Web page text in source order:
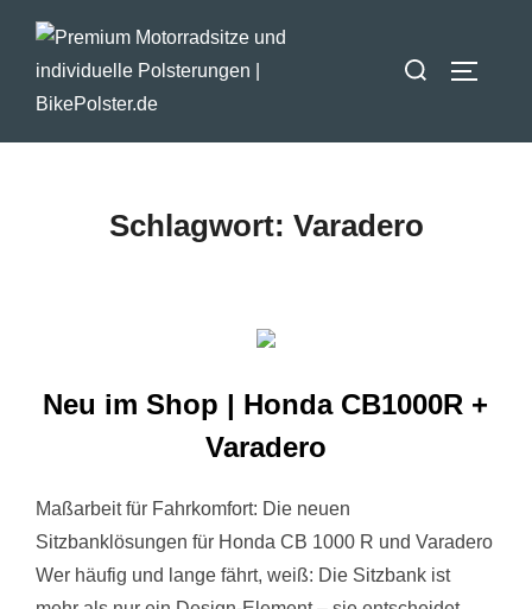
springen
Suchen
Schlagwort: Varadero
Neu im Shop | Honda CB1000R +
Varadero
Maßarbeit für Fahrkomfort: Die neuen
Sitzbanklösungen für Honda CB 1000 R und Varadero
Wer häufig und lange fährt, weiß: Die Sitzbank ist